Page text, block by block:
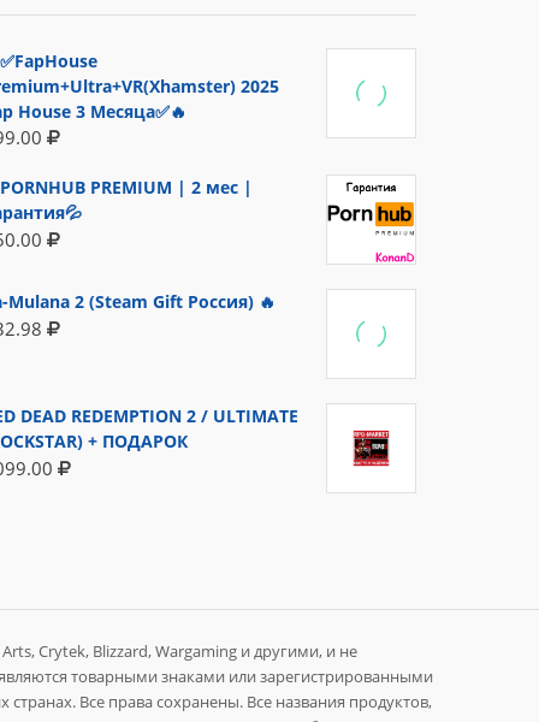
2025
House 3 Месяца✅🔥
PREMIUM | 2 мес |
Mulana 2 (Steam Gift Россия) 🔥
DEAD REDEMPTION 2 / ULTIMATE
+ ПОДАРОК
Crytek, Blizzard, Wargaming и другими, и не
товарными знаками или зарегистрированными
Все права сохранены. Все названия продуктов,